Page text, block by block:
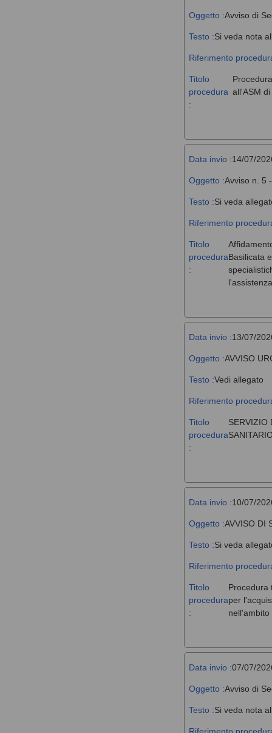
Oggetto :Avviso di
Testo :Si veda nota
Riferimento
Titolo
procedura
:
all'ASM
Data invio :14/07/
Oggetto :Avviso n. 5
Testo :Si veda
Riferimento
Titolo
procedura
:
Basilicata
Data invio :13/07/
Oggetto :AVVISO
Testo :Vedi allegato
Riferimento
Titolo
procedura
:
SERVIZIO
Data invio :10/07/
Oggetto :AVVISO DI
Testo :Si veda
Riferimento
Titolo
procedura
:
Procedura
per
Data invio :07/07/
Oggetto :Avviso di
Testo :Si veda nota